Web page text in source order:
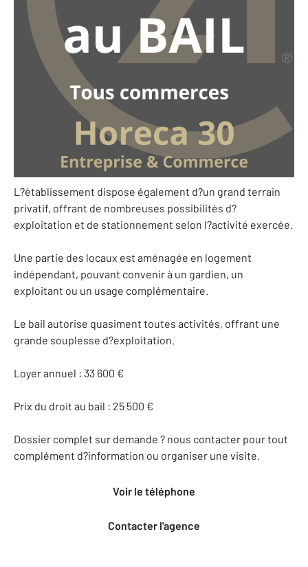
25 500 €
AIGUES-MORTES ? Gard (30)
Nous vous proposons la cession d?un droit au bail portant
sur un local commercial d?angle d?environ 300 m²,
bénéficiant d?une très forte visibilité au sein d?une zone
d?activités dynamique et directement exposé à un axe
routier très fréquenté.
L?établissement dispose également d?un grand terrain
privatif, offrant de nombreuses possibilités d?
exploitation et de stationnement selon l?activité exercée.
Une partie des locaux est aménagée en logement
indépendant, pouvant convenir à un gardien, un
exploitant ou un usage complémentaire.
Le bail autorise quasiment toutes activités, offrant une
grande souplesse d?exploitation.
Loyer annuel : 33 600 €
Prix du droit au bail : 25 500 €
Dossier complet sur demande ? nous contacter pour tout
complément d?information ou organiser une visite.
Voir le téléphone
Contacter l'agence